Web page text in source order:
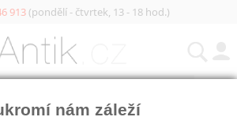
913(pondělí - čtvrtek, 13 - 18 hod.)
nám záleží